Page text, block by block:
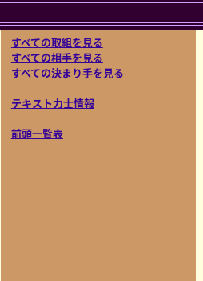
すべての取組を見る
すべての相手を見る
すべての決まり手を見る
テキスト力士情報
前頭一覧表